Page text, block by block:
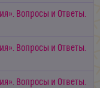
Вопросы и Ответы.
Вопросы и Ответы.
Вопросы и Ответы.